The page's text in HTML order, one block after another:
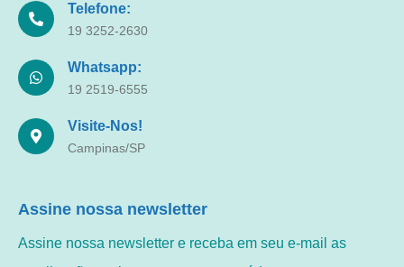
Telefone:
19 3252-2630
Whatsapp:
19 2519-6555
Visite-Nos!
Campinas/SP
Assine nossa newsletter
Assine nossa newsletter e receba em seu e-mail as